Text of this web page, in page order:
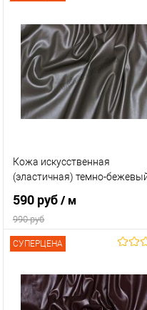
Кожа искусственная
(эластичная) темно-
590 руб/ м
990 руб
Сравнение
СУПЕРЦЕНА